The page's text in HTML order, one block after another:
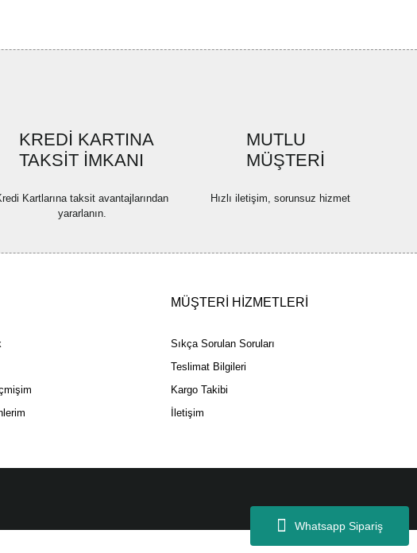
Whatsapp Sipariş
daha pahalı.
alternatifler olmalı.
KREDİ KARTINA
TAKSİT İMKANI
Kartlarına taksit avantajlarından
yararlanın.
MUTLU
MÜŞTERİ
Hızlı iletişim, sorunsuz hizmet
MÜŞTERİ HİZMETLERİ
Sıkça Sorulan Soruları
Teslimat Bilgileri
Kargo Takibi
İletişim